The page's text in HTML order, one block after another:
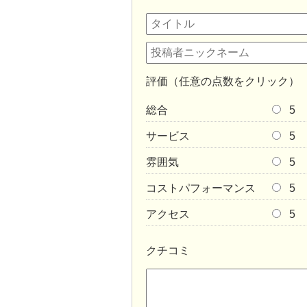
評価（任意の点数をクリック）
総合 5
サービス 5
雰囲気 5
コストパフォーマンス 5
アクセス 5
クチコミ